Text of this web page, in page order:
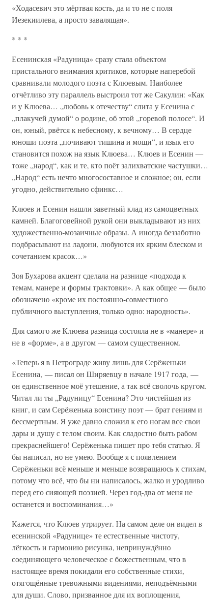
«Ходасевич это мёртвая кость, да и то не с поля
Иезекиилева, а просто завалящая».
* * *
Есенинская «Радуница» сразу стала объектом
пристального внимания критиков, которые наперебой
сравнивали молодого поэта с Клюевым. Наиболее
отчётливо эту параллель выстроил тот же Сакулин: «Как
и у Клюева… „любовь к отечеству“ слита у Есенина с
„плакучей думой“ о родине, об этой „горевой полосе“. И
он, юный, рвётся к небесному, к вечному… В сердце
юноши-поэта „почивают тишина и мощи“, и язык его
становится похож на язык Клюева… Клюев и Есенин —
тоже „народ“, как и те, кто поёт залихватские частушки…
„Народ“ есть нечто многосоставное и сложное; он, если
угодно, действительно сфинкс…
Клюев и Есенин нашли заветный клад из самоцветных
камней. Благоговейной рукой они выкладывают из них
художественно-мозаичные образы. А иногда беззаботно
подбрасывают на ладони, любуются их ярким блеском и
сочетанием красок…»
Зоя Бухарова акцент сделала на разнице «подхода к
темам, манере и формы трактовки». А как общее — было
обозначено «кроме их постоянно-совместного
публичного выступления, только одно: народность».
Для самого же Клюева разница состояла не в «манере» и
не в «форме», а в другом — самом существенном.
«Теперь я в Петрограде живу лишь для Серёженьки
Есенина, — писал он Ширяевцу в начале 1917 года, —
он единственное моё утешение, а так всё сволочь кругом.
Читал ли ты „Радуницу“ Есенина? Это чистейшая из
книг, и сам Серёженька воистину поэт — брат гениям и
бессмертным. Я уже давно сложил к его ногам все свои
дары и душу с телом своим. Как сладостно быть рабом
прекраснейшего! Серёженька пишет про тебя статью. Я
бы написал, но не умею. Вообще я с появлением
Серёженьки всё меньше и меньше возвращаюсь к стихам,
потому что всё, что бы ни написалось, жалко и уродливо
перед его сияющей поэзией. Через год-два от меня не
останется и воспоминания…»
Кажется, что Клюев утрирует. На самом деле он видел в
есенинской «Радунице» те естественные чистоту,
лёгкость и гармонию рисунка, непринуждённо
соединяющего человеческое с божественным, что в
настоящее время покидали его собственные стихи,
отягощённые тревожными видениями, неподъёмными
для души. Слово, призванное для их воплощения,